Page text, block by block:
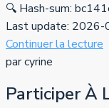
🔍 Hash-sum:
Last update: 2026-
Continuer la lecture
par cyrine
Participer À